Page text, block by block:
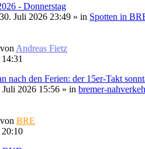
- Donnerstag
Juli 2026 23:49 » in Spotten in
von Andreas Fietz
nach den Ferien: der 15er-Takt
Juli 2026 15:56 » in bremer-
von BRE